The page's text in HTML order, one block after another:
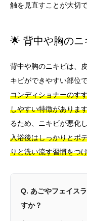
触を見直すことが大切で
🌟 背中や胸のニ
背中や胸のニキビは、
キビができやすい部位で
コンディショナーのす
しやすい特徴がありま
るため、ニキビが悪化
入浴後はしっかりとボ
りと洗い流す習慣をつ
Q. あごやフェイス
すか？